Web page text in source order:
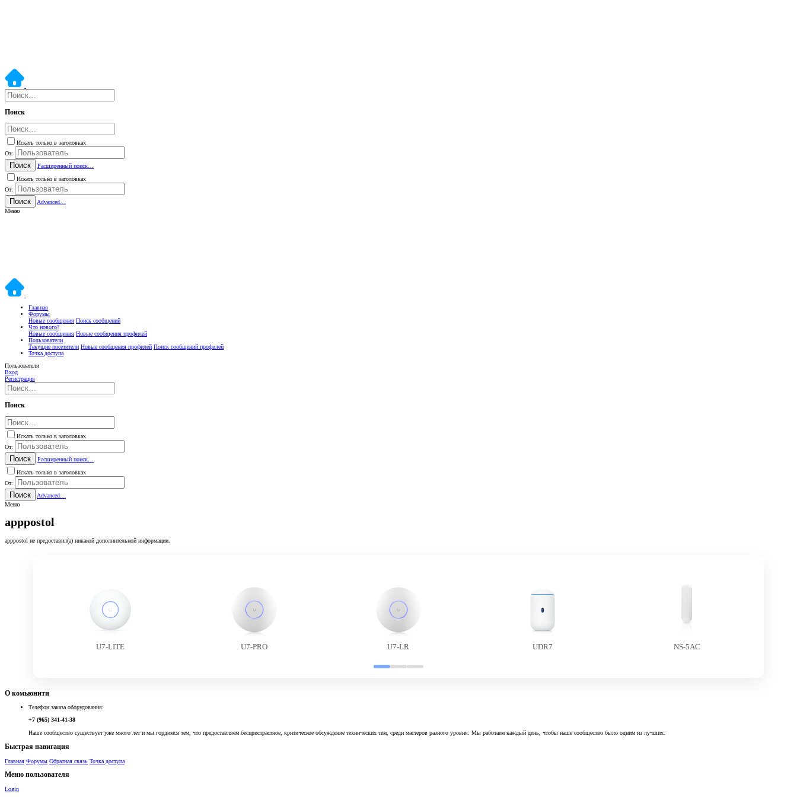
Поиск
Искать только в заголовках
От:
Поиск
Расширенный поиск…
Искать только в заголовках
От:
Поиск
Advanced…
Меню
Главная
Форумы
Новые сообщения Поиск сообщений
Что нового?
Новые сообщения Новые сообщения профилей
Пользователи
Текущие посетители Новые сообщения профилей Поиск сообщений профилей
Точка доступа
Пользователи
Вход
Регистрация
Поиск
Искать только в заголовках
От:
Поиск
Расширенный поиск…
Искать только в заголовках
От:
Поиск
Advanced…
Меню
apppostol
apppostol не предоставил(а) никакой дополнительной информации.
U7-LITE U7-PRO U7-LR UDR7 NS-5AC
О комьюнити
Телефон заказа оборудования:
+7 (965) 341-41-38
Наше сообщество существует уже много лет и мы гордимся тем, что предоставляем беспристрастное, критическое обсуждение технических тем, среди мастеров разного уровня. Мы работаем каждый день, чтобы наше сообщество было одним из лучших.
Быстрая навигация
Главная Форумы Обратная связь Точка доступа
Меню пользователя
Login